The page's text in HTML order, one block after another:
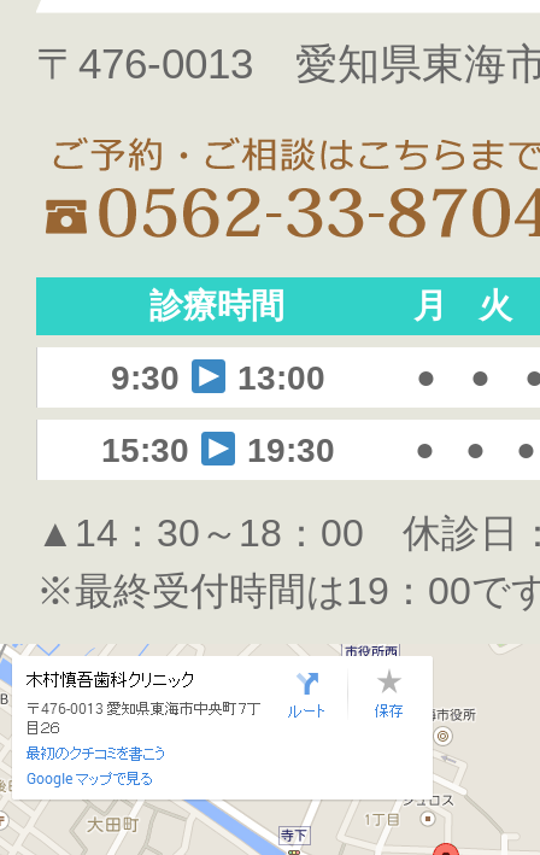
〒476-0013 愛知県東海
診療時間 月
火
9:30
13:00 ● ●
15:30
19:30 ● ● ●
▲14：30～18：00 休診日
※最終受付時間は19：00で